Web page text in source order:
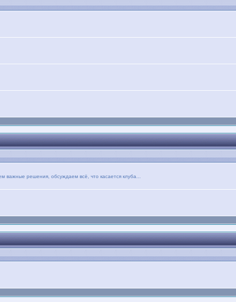
решения, обсуждаем всё, что касается клуба...